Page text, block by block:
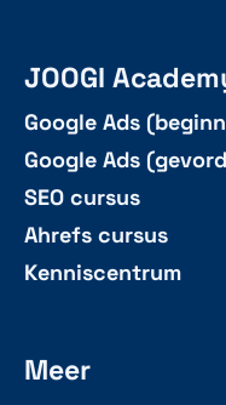
JOOGI
Google Ads
Google Ads
SEO cursus
Ahrefs cursus
Kenniscentrum
Meer